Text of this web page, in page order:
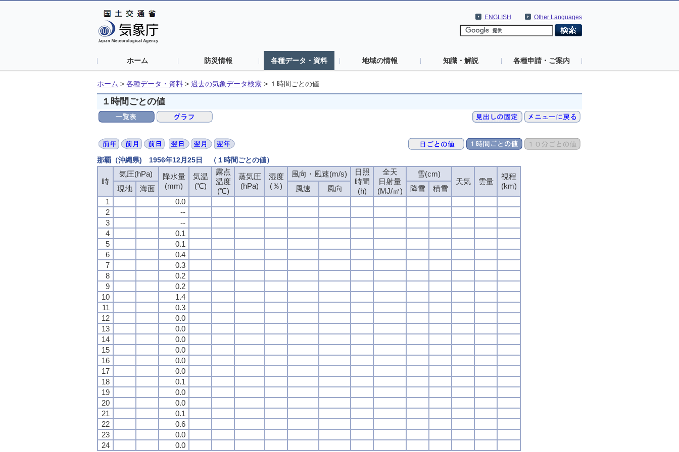
Other Languages
ENGLISH
ホーム 防災情報 各種データ・資料 地域の情報 知識・解説 各種申請・ご案内
ホーム > 各種データ・資料 > 過去の気象データ検索 > １時間ごとの値
１時間ごとの値
那覇（沖縄県) 1956年12月25日 （１時間ごとの値）
時
気圧(hPa)
降水量
(mm)
気温
(℃)
露点
温度
(℃)
蒸気圧
(hPa)
湿度
(％)
風向・風速(m/s)
日照
時間
(h)
全天
日射量
(MJ/㎡)
雪(cm)
天気
雲量
視程
(km)
現地 海面 風速 風向 降雪
積雪
1
0.0
2
--
3
--
4
0.1
5
0.1
6
0.4
7
0.3
8
0.2
9
0.2
10
1.4
11
0.3
12
0.0
13
0.0
14
0.0
15
0.0
16
0.0
17
0.0
18
0.1
19
0.0
20
0.0
21
0.1
22
0.6
23
0.0
24
0.0